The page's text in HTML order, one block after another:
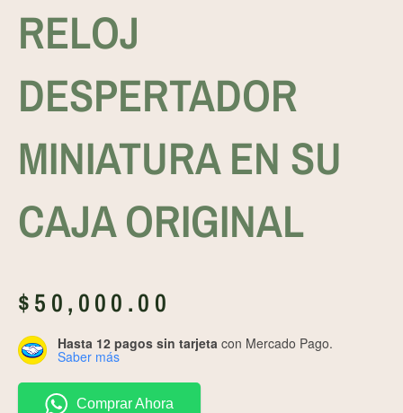
RELOJ
DESPERTADOR
MINIATURA EN SU
CAJA ORIGINAL
$50,000.00
Hasta 12 pagos sin tarjeta con Mercado Pago.
Saber más
Comprar Ahora